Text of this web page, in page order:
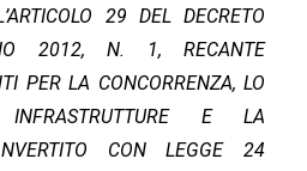
29 DEL DECRETO
2012, N. 1, RECANTE
PER LA CONCORRENZA, LO
E LA
CON LEGGE 24